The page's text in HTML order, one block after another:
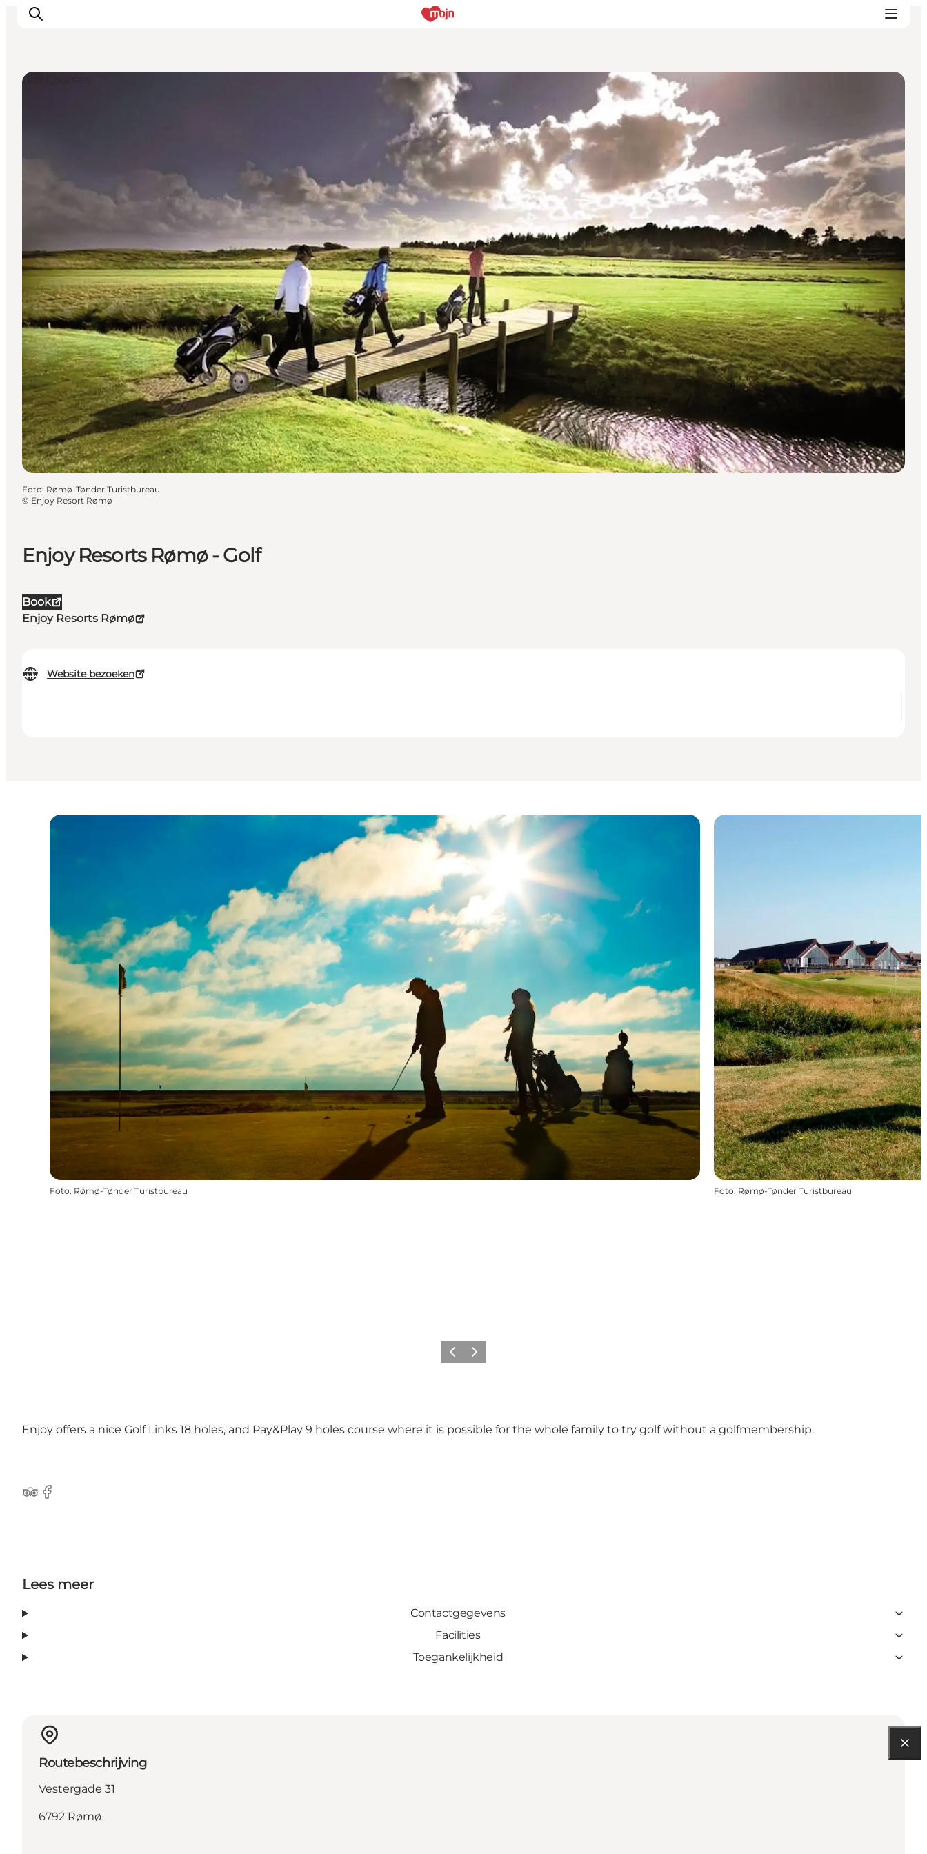
Plan je reis
Enjoy Resorts Rømø - Golf
Book
Enjoy Resorts Rømø
Website bezoeken
Golf Courses
Foto: Rømø-Tønder Turistbureau
© Enjoy Resort Rømø
Foto: Rømø-Tønder Turistbureau Foto: Rømø-Tønder Turistbureau
Vorige Volgende
Enjoy offers a nice Golf Links 18 holes, and Pay&Play 9 holes course where it is possible for the whole family to try golf without a golfmembership.
Tripadvisor
Facebook
Lees meer
Contactgegevens
Facilities
Toegankelijkheid
Routebeschrijving
Vestergade 31
6792 Rømø